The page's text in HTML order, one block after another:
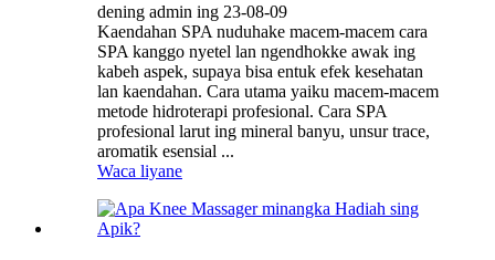
dening admin ing 23-08-09
Kaendahan SPA nuduhake macem-macem cara
SPA kanggo nyetel lan ngendhokke awak ing
kabeh aspek, supaya bisa entuk efek kesehatan
lan kaendahan. Cara utama yaiku macem-macem
metode hidroterapi profesional. Cara SPA
profesional larut ing mineral banyu, unsur trace,
aromatik esensial ...
Waca liyane